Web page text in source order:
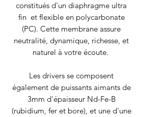
constitués d'un diaphragme ultra
fin et flexible en polycarbonate
(PC). Cette membrane assure
neutralité, dynamique, richesse, et
naturel à votre écoute.
Les drivers se composent
également de puissants aimants de
3mm d'épaisseur Nd-Fe-B
(rubidium, fer et bore), et une d'une